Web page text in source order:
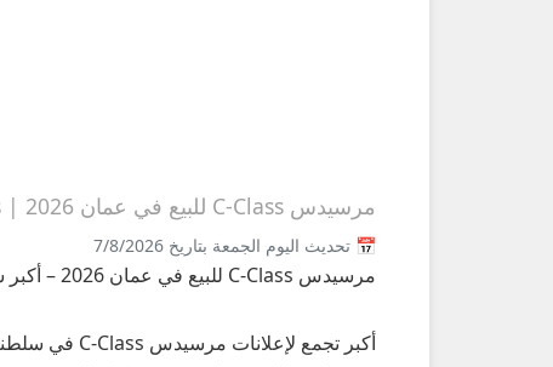
مرسيدس C-Class للبيع في عمان 2026 | C-Class مستعملة وجديدة
📅 تحديث اليوم الجمعة بتاريخ 7/8/2026
مرسيدس C-Class للبيع في عمان 2026 – أكبر سوق سيارات C-Class مستعملة وجديدة على عُمانيستا